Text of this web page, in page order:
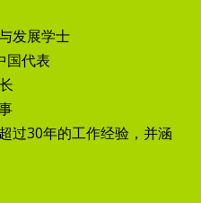
发展学士
国代表
过30年的工作经验，并涵